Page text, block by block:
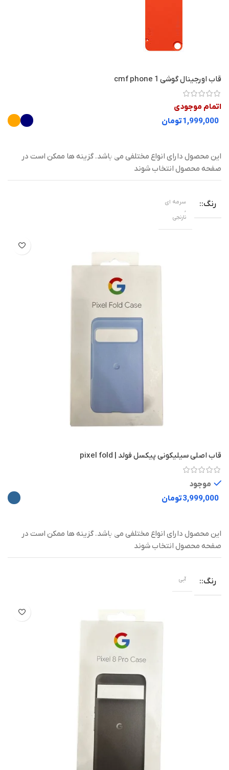
قاب اورجینال گوشی cmf phone 1
اتمام موجودی
تومان
این محصول دارای انواع مختلفی می باشد. گزینه ها ممکن است در
صفحه محصول انتخاب شوند
رنگ
سرمه ای
,
نارنجی
قاب اصلی سیلیکونی پیکسل فولد | pixel fold
موجود
تومان
این محصول دارای انواع مختلفی می باشد. گزینه ها ممکن است در
صفحه محصول انتخاب شوند
رنگ آبی